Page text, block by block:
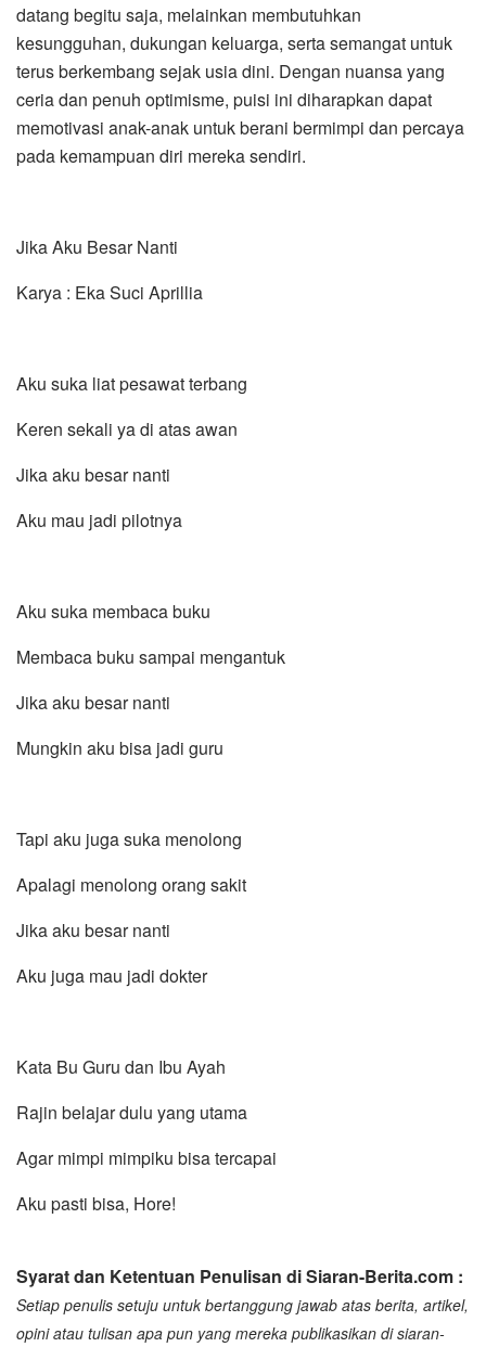
datang begitu saja, melainkan membutuhkan
kesungguhan, dukungan keluarga, serta semangat untuk
terus berkembang sejak usia dini. Dengan nuansa yang
ceria dan penuh optimisme, puisi ini diharapkan dapat
memotivasi anak-anak untuk berani bermimpi dan percaya
pada kemampuan diri mereka sendiri.
Jika Aku Besar Nanti
Karya : Eka Suci Aprillia
Aku suka liat pesawat terbang
Keren sekali ya di atas awan
Jika aku besar nanti
Aku mau jadi pilotnya
Aku suka membaca buku
Membaca buku sampai mengantuk
Jika aku besar nanti
Mungkin aku bisa jadi guru
Tapi aku juga suka menolong
Apalagi menolong orang sakit
Jika aku besar nanti
Aku juga mau jadi dokter
Kata Bu Guru dan Ibu Ayah
Rajin belajar dulu yang utama
Agar mimpi mimpiku bisa tercapai
Aku pasti bisa, Hore!
Syarat dan Ketentuan Penulisan di Siaran-Berita.com :
Setiap penulis setuju untuk bertanggung jawab atas berita, artikel,
opini atau tulisan apa pun yang mereka publikasikan di siaran-